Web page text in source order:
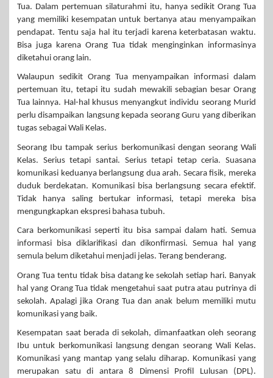
Tua. Dalam pertemuan silaturahmi itu, hanya sedikit Orang Tua
yang memiliki kesempatan untuk bertanya atau menyampaikan
pendapat. Tentu saja hal itu terjadi karena keterbatasan waktu.
Bisa juga karena Orang Tua tidak menginginkan informasinya
diketahui orang lain.
Walaupun sedikit Orang Tua menyampaikan informasi dalam
pertemuan itu, tetapi itu sudah mewakili sebagian besar Orang
Tua lainnya. Hal-hal khusus menyangkut individu seorang Murid
perlu disampaikan langsung kepada seorang Guru yang diberikan
tugas sebagai Wali Kelas.
Seorang Ibu tampak serius berkomunikasi dengan seorang Wali
Kelas. Serius tetapi santai. Serius tetapi tetap ceria. Suasana
komunikasi keduanya berlangsung dua arah. Secara fisik, mereka
duduk berdekatan. Komunikasi bisa berlangsung secara efektif.
Tidak hanya saling bertukar informasi, tetapi mereka bisa
mengungkapkan ekspresi bahasa tubuh.
Cara berkomunikasi seperti itu bisa sampai dalam hati. Semua
informasi bisa diklarifikasi dan dikonfirmasi. Semua hal yang
semula belum diketahui menjadi jelas. Terang benderang.
Orang Tua tentu tidak bisa datang ke sekolah setiap hari. Banyak
hal yang Orang Tua tidak mengetahui saat putra atau putrinya di
sekolah. Apalagi jika Orang Tua dan anak belum memiliki mutu
komunikasi yang baik.
Kesempatan saat berada di sekolah, dimanfaatkan oleh seorang
Ibu untuk berkomunikasi langsung dengan seorang Wali Kelas.
Komunikasi yang mantap yang selalu diharap. Komunikasi yang
merupakan satu di antara 8 Dimensi Profil Lulusan (DPL).